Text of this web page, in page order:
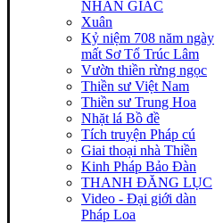
NHÂN GIÁC
Xuân
Kỷ niệm 708 năm ngày
mất Sơ Tổ Trúc Lâm
Vườn thiền rừng ngọc
Thiền sư Việt Nam
Thiền sư Trung Hoa
Nhặt lá Bồ đề
Tích truyện Pháp cú
Giai thoại nhà Thiền
Kinh Pháp Bảo Đàn
THANH ĐĂNG LỤC
Video - Đại giới dàn
Pháp Loa